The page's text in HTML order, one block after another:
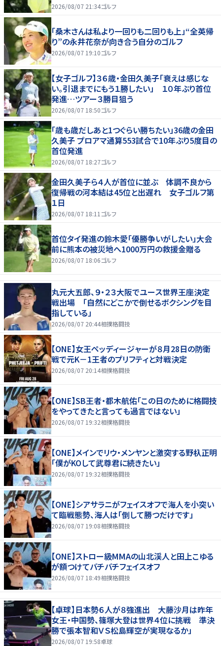
2026/08/07 21:34ゴルフ
「桑木さんは私より一回りも二回りも上」“全英帰
り”の永井花奈が向き合う自分のゴルフ
2026/08/07 19:10ゴルフ
【女子ゴルフ】３６歳・金田久美子「衰えは感じな
い。引退までにもう１勝したい」 １０年ぶり首位
発進…ツアー３勝目狙う
2026/08/07 18:50ゴルフ
「歳も歳だしあと1つぐらい勝ちたい」36歳の金田
久美子 プロアマ通算553試合で10年ぶり5度目の
首位発進
2026/08/07 18:27ゴルフ
金田久美子ら４人が首位に並ぶ 体調不良から
復帰戦の河本結は45位と出遅れ 女子ゴルフ第
１日
2026/08/07 18:11 ゴルフ
首位タイ発進の鈴木愛「優勝争いがしたい」大会
前に熊本の被災地へ1000万円の救援金贈る
2026/08/07 18:06ゴルフ
丸元大五郎、９・２３大阪でユース世界王座決定
戦出場 「自然にどこかで倒せるボクシングを目
指している」
2026/08/07 20:44相撲格闘技
【ONE】女王ペッディージャーが８月28日の防衛
戦で元K－1王者のプリフティと対戦決定
2026/08/07 20:14相撲格闘技
【ONE】SB王者・都木航佑「この日のために格闘技
をやってきたと言っても過言ではない」
2026/08/07 19:32相撲格闘技
【ONE】メインでリウ・メンヤンと激突する野杁正明
「僕がKOして武尊君に続きたい」
2026/08/07 19:32相撲格闘技
【ONE】シアサラニがフェイスオフで海人を小突い
て臨戦態勢、海人は「倒して勝つだけです」
2026/08/07 19:08相撲格闘技
【ONE】ストロー級MMAの山北渓人と田上こゆる
が額つけてバチバチフェイスオフ
2026/08/07 18:49相撲格闘技
【卓球】日本勢６人が８強進出 大藤沙月は昨年
女王・中国勢、篠塚大登は世界４位に挑戦 準決
勝で張本智和ＶＳ松島輝空が実現なるか」
2026/08/07 19:58卓球